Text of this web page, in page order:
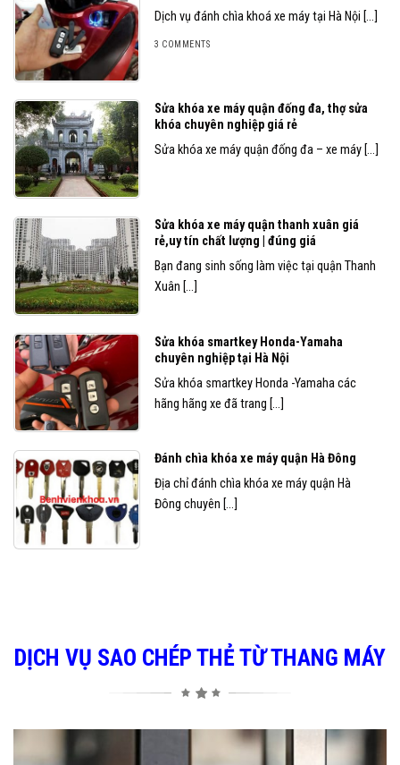
Dịch vụ đánh chìa khoá xe máy tại Hà Nội [...]
3 COMMENTS
Sửa khóa xe máy quận đống đa, thợ sửa
khóa chuyên nghiệp giá rẻ
Sửa khóa xe máy quận đống đa – xe máy [...]
Sửa khóa xe máy quận thanh xuân giá
rẻ,uy tín chất lượng | đúng giá
Bạn đang sinh sống làm việc tại quận Thanh
Xuân [...]
Sửa khóa smartkey Honda-Yamaha
chuyên nghiệp tại Hà Nội
Sửa khóa smartkey Honda -Yamaha các
hãng hãng xe đã trang [...]
Đánh chìa khóa xe máy quận Hà Đông
Địa chỉ đánh chìa khóa xe máy quận Hà
Đông chuyên [...]
DỊCH VỤ SAO CHÉP THẺ TỪ THANG MÁY